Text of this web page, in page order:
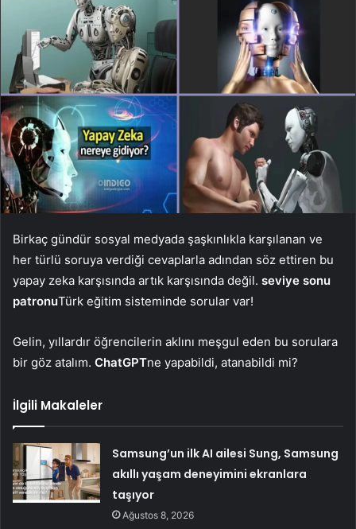
Birkaç gündür sosyal medyada şaşkınlıkla karşılanan ve
her türlü soruya verdiği cevaplarla adından söz ettiren bu
yapay zeka karşısında artık karşısında değil. seviye sonu
patronuTürk eğitim sisteminde sorular var!
Gelin, yıllardır öğrencilerin aklını meşgul eden bu sorulara
bir göz atalım. ChatGPTne yapabildi, atanabildi mi?
İlgili Makaleler
Samsung’un ilk AI ailesi Sung, Samsung
akıllı yaşam deneyimini ekranlara
taşıyor
Ağustos 8, 2026